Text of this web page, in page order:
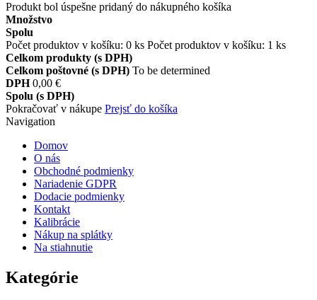
Produkt bol úspešne pridaný do nákupného košíka
Množstvo
Spolu
Počet produktov v košíku: 0 ks Počet produktov v košíku: 1 ks
Celkom produkty (s DPH)
Celkom poštovné (s DPH) To be determined
DPH 0,00 €
Spolu (s DPH)
Pokračovať v nákupe Prejsť do košíka
Navigation
Domov
O nás
Obchodné podmienky
Nariadenie GDPR
Dodacie podmienky
Kontakt
Kalibrácie
Nákup na splátky
Na stiahnutie
Kategórie